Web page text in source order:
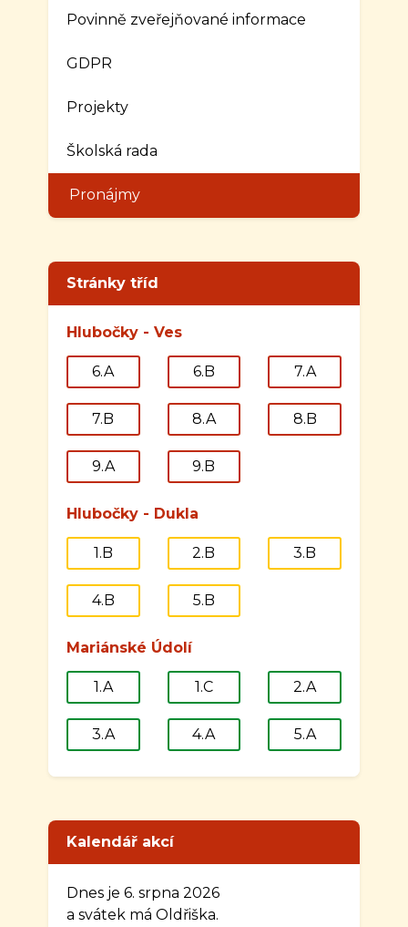
Povinně zveřejňované informace
GDPR
Projekty
Školská rada
Pronájmy
Stránky tříd
Hlubočky - Ves
6.A 6.B 7.A
7.B 8.A 8.B
9.A 9.B
Hlubočky - Dukla
1.B 2.B 3.B
4.B 5.B
Mariánské Údolí
1.A 1.C 2.A
3.A 4.A 5.A
Kalendář akcí
Dnes je 6. srpna 2026
a svátek má Oldřiška.